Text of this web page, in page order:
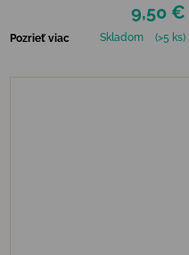
9,50 €
Pozrieť viac Skladom (>5 ks)